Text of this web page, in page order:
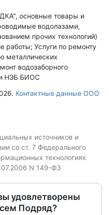
основные товары и
водолазами,
прочих технологий)
работы; Услуги по ремонту
металлических
водозаборного
НЭБ БИОС
Контактные данные ООО
источников и
со ст. 7 Федерального
технологиях
N 149-ФЗ
удовлетворены
Подряд?